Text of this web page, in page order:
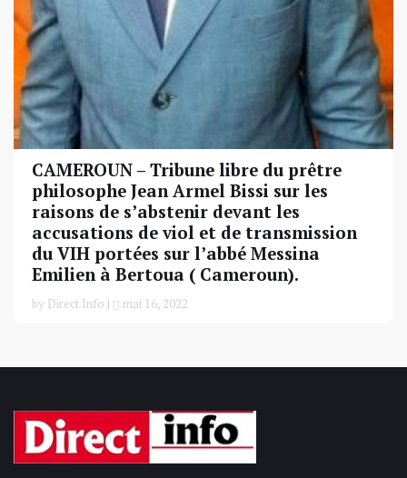
CAMEROUN – Tribune libre du prêtre
philosophe Jean Armel Bissi sur les
raisons de s’abstenir devant les
accusations de viol et de transmission
du VIH portées sur l’abbé Messina
Emilien à Bertoua ( Cameroun).
by Direct Info | mai 16, 2022